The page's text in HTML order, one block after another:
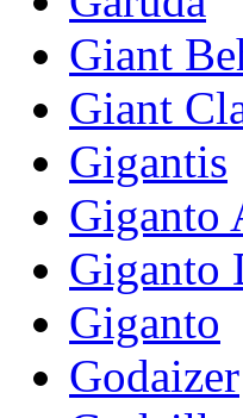
Giant
Giant
Gigantis
Giganto
Giganto
Giganto
Godaizer